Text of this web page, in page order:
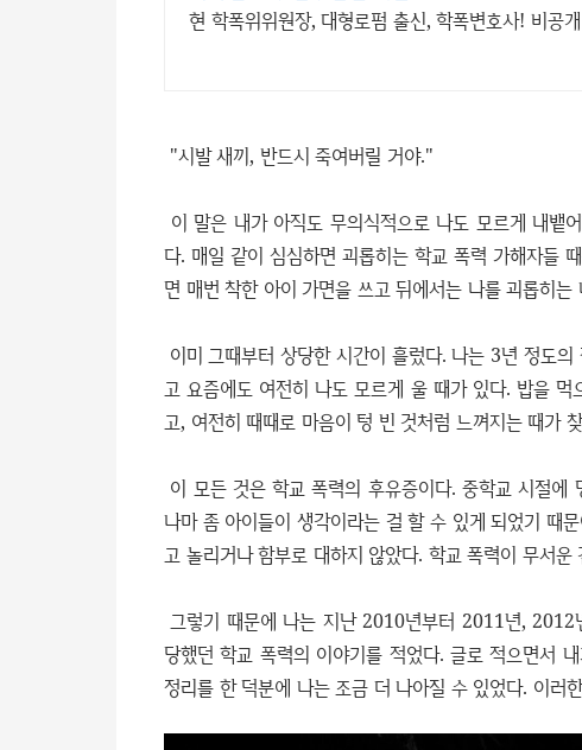
현 학폭위위원장, 대형로펌 출신, 학폭변호사! 비공
"시발 새끼, 반드시 죽여버릴 거야."
이 말은 내가 아직도 무의식적으로 나도 모르게 내뱉
다. 매일 같이 심심하면 괴롭히는 학교 폭력 가해자들
면 매번 착한 아이 가면을 쓰고 뒤에서는 나를 괴롭히
이미 그때부터 상당한 시간이 흘렀다. 나는 3년 정도
고 요즘에도 여전히 나도 모르게 울 때가 있다. 밥을
고, 여전히 때때로 마음이 텅 빈 것처럼 느껴지는 때가
이 모든 것은 학교 폭력의 후유증이다. 중학교 시절
나마 좀 아이들이 생각이라는 걸 할 수 있게 되었기 때
고 놀리거나 함부로 대하지 않았다. 학교 폭력이 무서
그렇기 때문에 나는 지난 2010년부터 2011년, 2012
당했던 학교 폭력의 이야기를 적었다. 글로 적으면서
정리를 한 덕분에 나는 조금 더 나아질 수 있었다. 이러